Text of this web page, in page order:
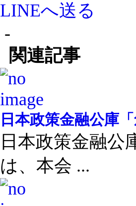
LINEへ送る
-
関連記事
日本政策金融公庫
日本政策金融
は、本会 ...